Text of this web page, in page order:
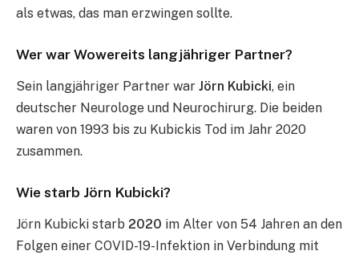
als etwas, das man erzwingen sollte.
Wer war Wowereits langjähriger Partner?
Sein langjähriger Partner war Jörn Kubicki, ein
deutscher Neurologe und Neurochirurg. Die beiden
waren von 1993 bis zu Kubickis Tod im Jahr 2020
zusammen.
Wie starb Jörn Kubicki?
Jörn Kubicki starb 2020 im Alter von 54 Jahren an den
Folgen einer COVID-19-Infektion in Verbindung mit